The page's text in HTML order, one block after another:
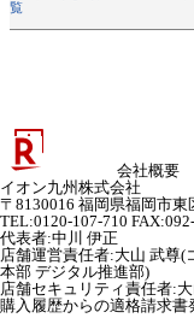
覧
会社概要
イオン九州株式会社
〒8130016 福岡県福岡市
TEL:0120-107-710
代表者:中川 伊正
店舗運営責任者:大山 武尊(
本部 デジタル推進部)
店舗セキュリティ責任者:
購入履歴からの適格請求書